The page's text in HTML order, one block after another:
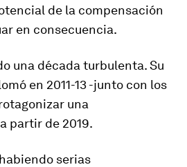
de la compensación
en consecuencia.
una década turbulenta. Su
en 2011-13 -junto con los
una
partir de 2019.
serias